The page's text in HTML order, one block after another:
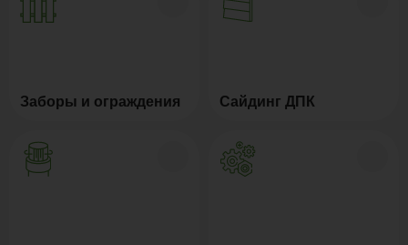
Заборы и ограждения Сайдинг ДПК